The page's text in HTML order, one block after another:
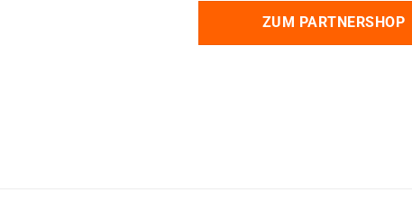
ZUM PARTNERSHOP